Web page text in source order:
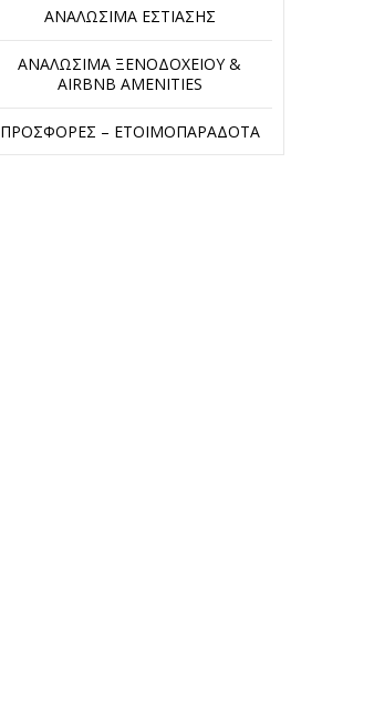
ΑΝΑΛΏΣΙΜΑ ΕΣΤΊΑΣΗΣ
ΑΝΑΛΏΣΙΜΑ ΞΕΝΟΔΟΧΕΊΟΥ &
AIRBNB AMENITIES
ΠΡΟΣΦΟΡΈΣ – ΕΤΟΙΜΟΠΑΡΆΔΟΤΑ